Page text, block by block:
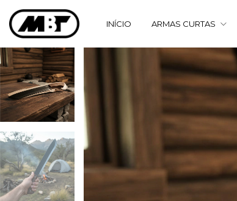
INÍCIO ARMAS CURTAS